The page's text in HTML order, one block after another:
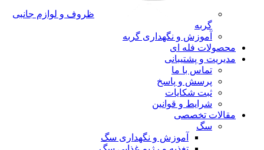
ظروف و لوازم جانبی
گربه
آموزش و نگهداری گربه
محصولات فله ای
مدیریت و پشتیبانی
تماس با ما
پرسش و پاسخ
ثبت شکایات
شرایط و قوانین
مقالات تخصصی
سگ
آموزش و نگهداری سگ